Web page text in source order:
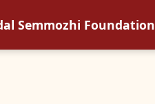
Semmozhi Foundation